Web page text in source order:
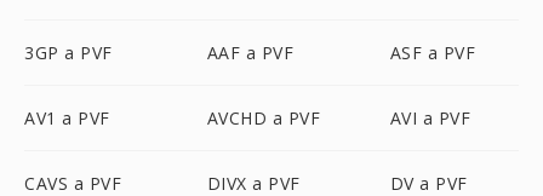
3GP a PVF AAF a PVF ASF a PVF
AV1 a PVF AVCHD a PVF AVI a PVF
CAVS a PVF DIVX a PVF DV a PVF